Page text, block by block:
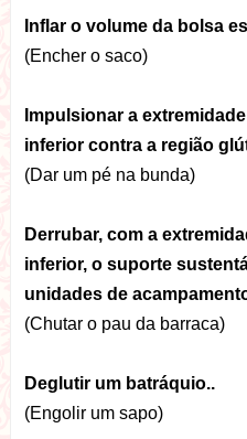
Inflar o volume da bolsa
(Encher o saco)
Impulsionar a
inferior contra a região
(Dar um pé na bunda)
Derrubar, com a
inferior, o suporte
unidades de
(Chutar o pau da barraca)
Deglutir um batráquio..
(Engolir um sapo)